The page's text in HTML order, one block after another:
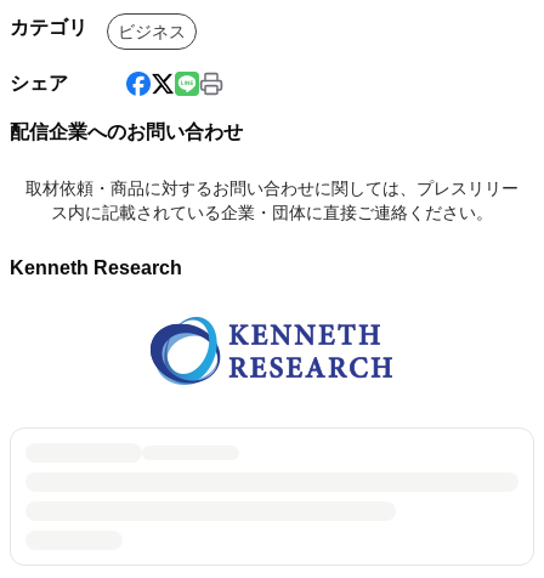
カテゴリ ビジネス
シェア
配信企業へのお問い合わせ
取材依頼・商品に対するお問い合わせに関しては、プレスリリー
ス内に記載されている企業・団体に直接ご連絡ください。
Kenneth Research